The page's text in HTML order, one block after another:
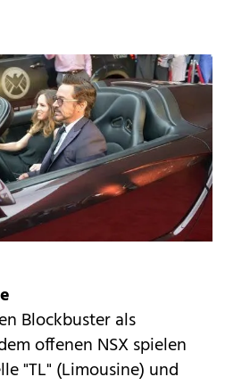
Blockbuster als
offenen NSX spielen
"TL" (Limousine) und